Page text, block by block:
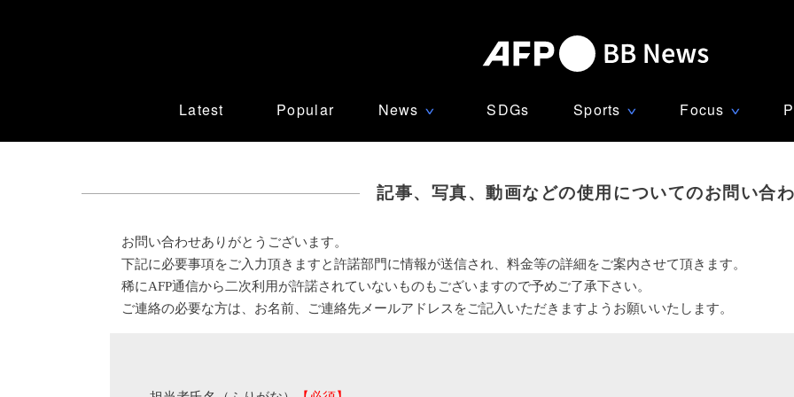
Latest Popular News ∨ SDGs Sports ∨ Focus ∨
記事、写真、動画などの使用についてのお問い合
お問い合わせありがとうございます。
下記に必要事項をご入力頂きますと許諾部門に情報が送信され、料金等の詳細をご案内させて頂きます。
稀にAFP通信から二次利用が許諾されていないものもございますので予めご了承下さい。
ご連絡の必要な方は、お名前、ご連絡先メールアドレスをご記入いただきますようお願いいたします。